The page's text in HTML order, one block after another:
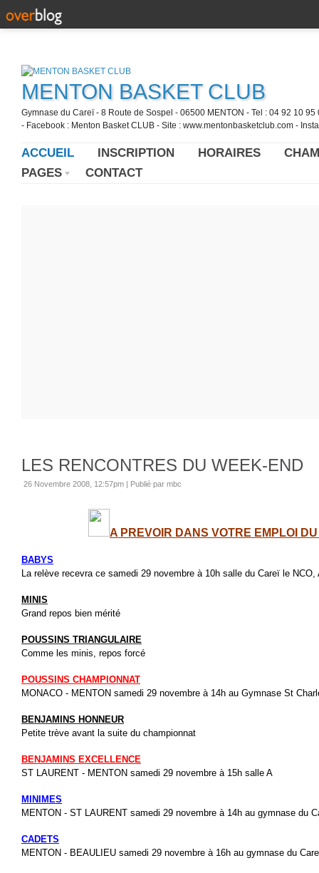
MENTON BASKET CLUB
Gymnase du Careï - 8 Route de Sospel - 06500 MENTON - Tel : 04 92 10
- Facebook : Menton Basket CLUB - Site : www.mentonbasketclub.com -
ACCUEIL INSCRIPTION HORAIRES
PAGES
CONTACT
LES RENCONTRES DU WEEK-END
26 Novembre 2008, 12:57pm | Publié par mbc
A PREVOIR DANS VOTRE EMPLOI
BABYS
La relève recevra ce samedi 29 novembre à 10h salle du Careï le
MINIS
Grand repos bien mérité
POUSSINS TRIANGULAIRE
Comme les minis, repos forcé
POUSSINS CHAMPIONNAT
MONACO - MENTON samedi 29 novembre à 14h au Gymnase St
BENJAMINS HONNEUR
Petite trève avant la suite du championnat
BENJAMINS EXCELLENCE
ST LAURENT - MENTON samedi 29 novembre à 15h salle A
MINIMES
MENTON - ST LAURENT samedi 29 novembre à 14h au gymnase du
CADETS
MENTON - BEAULIEU samedi 29 novembre à 16h au gymnase du